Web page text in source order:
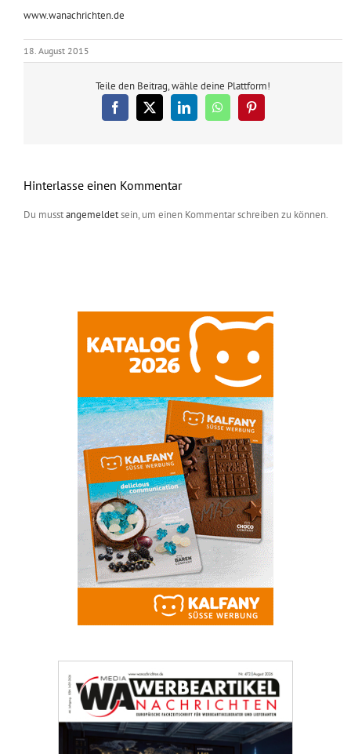
www.wanachrichten.de
18. August 2015
Teile den Beitrag, wähle deine Plattform!
Facebook
X LinkedInWhatsAppPinterest
Hinterlasse einen Kommentar
Du musstangemeldetsein, um einen Kommentar schreiben zu können.